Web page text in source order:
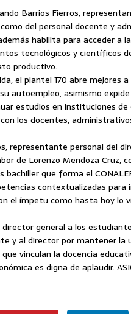
Barrios Fierros,
del personal docente y
habilita para acceder a
tecnológicos y científicos
productivo.
el plantel 170 abre mejores
autoempleo, asimismo
estudios en instituciones de
los docentes,
representante personal del
de Lorenzo Mendoza Cruz,
bachiller que forma el
contextualizadas para
el ímpetu como hasta hoy lo
general a los
y al director por mantener la
vinculan la docencia
es digna de aplaudir.